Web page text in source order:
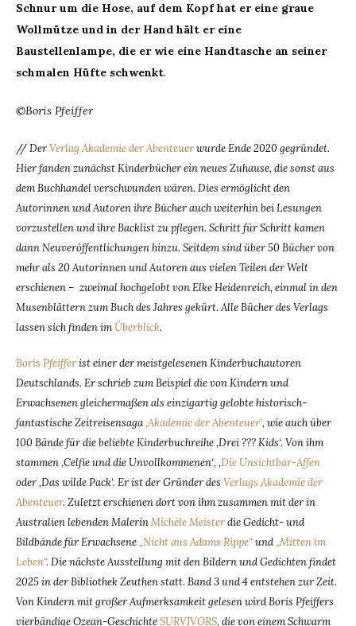
Schnur um die Hose, auf dem Kopf hat er eine graue
Wollmütze und in der Hand hält er eine
Baustellenlampe, die er wie eine Handtasche an seiner
schmalen Hüfte schwenkt.
©Boris Pfeiffer
//DerVerlag Akademie der Abenteuerwurde Ende 2020 gegründet.
Hier fanden zunächst Kinderbücher ein neues Zuhause, die sonst aus
dem Buchhandel verschwunden wären. Dies ermöglicht den
Autorinnen und Autoren ihre Bücher auch weiterhin bei Lesungen
vorzustellen und ihre Backlist zu pflegen. Schritt für Schritt kamen
dann Neuveröffentlichungen hinzu. Seitdem sind über 50 Bücher von
mehr als 20 Autorinnen und Autoren aus vielen Teilen der Welt
erschienen – zweimal hochgelobt von Elke Heidenreich, einmal in den
Musenblättern zum Buch des Jahres gekürt. Alle Bücher des Verlags
lassen sich finden imÜberblick.
Boris Pfeifferist einer der meistgelesenen Kinderbuchautoren
Deutschlands. Er schrieb zum Beispiel die von Kindern und
Erwachsenen gleichermaßen als einzigartig gelobte historisch-
fantastische Zeitreisensaga‚Akademie der Abenteuer‘, wie auch über
100 Bände für die beliebte Kinderbuchreihe ‚Drei ??? Kids‘. Von ihm
stammen ‚Celfie und die Unvollkommenen‘, ‚Die Unsichtbar-Affen
oder ‚Das wilde Pack‘. Er ist der Gründer des Verlags Akademie der
Abenteuer. Zuletzt erschienen dort von ihm zusammen mit der in
Australien lebenden MalerinMichèle Meisterdie Gedicht- und
Bildbände für Erwachsene„Nicht aus Adams Rippe“und„Mitten im
Leben“. Die nächste Ausstellung mit den Bildern und Gedichten findet
2025 in der Bibliothek Zeuthen statt. Band 3 und 4 entstehen zur Zeit.
Von Kindern mit großer Aufmerksamkeit gelesen wird Boris Pfeiffers
vierbändige Ozean-GeschichteSURVIVORS, die von einem Schwarm